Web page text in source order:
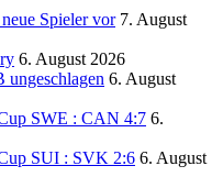
Spieler vor 7. August
6. August 2026
ungeschlagen 6. August
SWE : CAN 4:7 6.
SUI : SVK 2:6 6. August